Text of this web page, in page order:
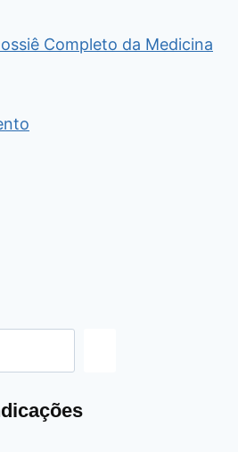
Completo da Medicina